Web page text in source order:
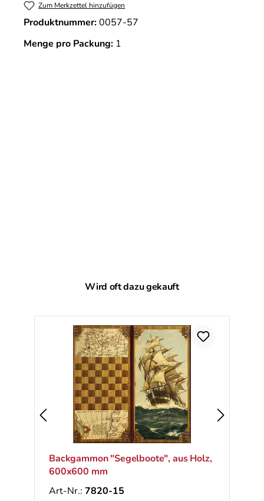
Zum Merkzettel hinzufügen
Produktnummer:0057-57
Menge pro Packung: 1
Produktgalerie überspringen
Wird oft dazu gekauft
Backgammon "Segelboote", aus Holz,
600x600 mm
Art-Nr.: 7820-15